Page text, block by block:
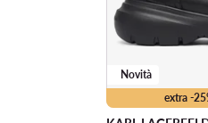
extra -
Novità